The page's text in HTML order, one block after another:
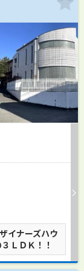
イナーズハウ
ＬＤＫ！！